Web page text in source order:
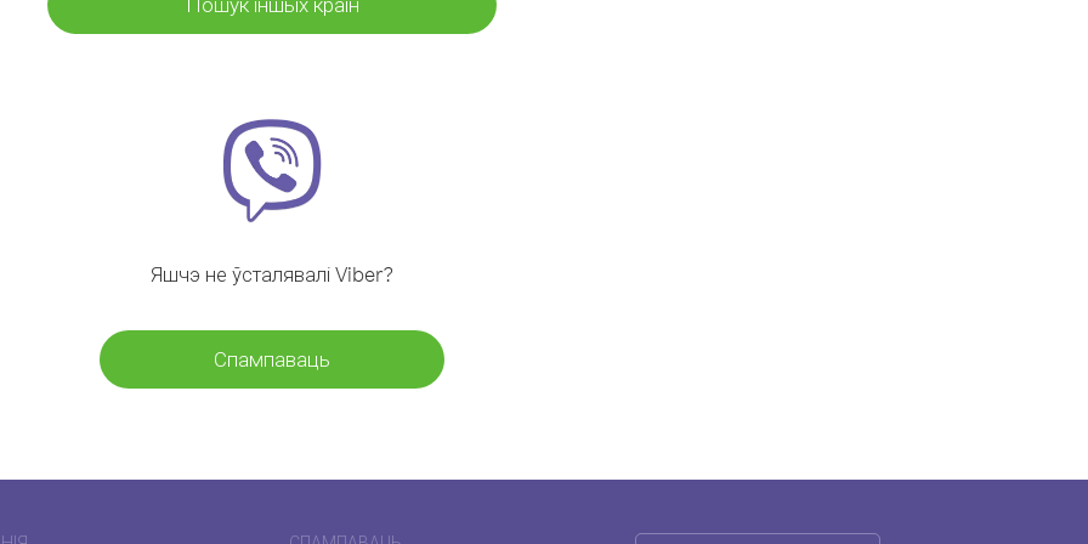
Яшчэ не ўсталявалі Viber?
Спампаваць